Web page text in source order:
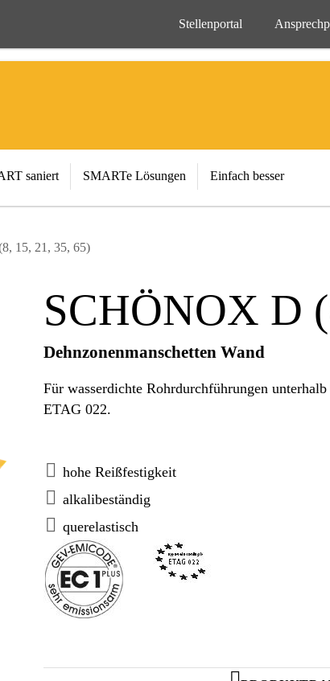
Stellenportal
saniert SMARTe Lösungen Einfach besser
15, 21, 35, 65)
SCHÖNOX D
Dehnzonenmanschetten Wand
Für wasserdichte Rohrdurchführungen
ETAG 022.
hohe Reißfestigkeit
alkalibeständig
querelastisch